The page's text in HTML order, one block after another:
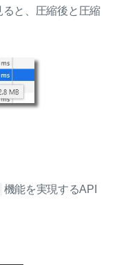
ると、圧縮後と圧縮
機能を実現するAPI